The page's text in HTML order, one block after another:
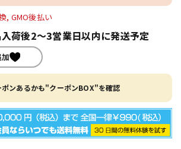
, GMO後払い
荷後2～3営業日以内に発送予定
加
ポンあるかも"クーポンBOX"を確認